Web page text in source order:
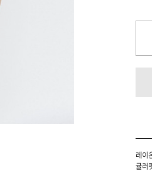
레이
귤러